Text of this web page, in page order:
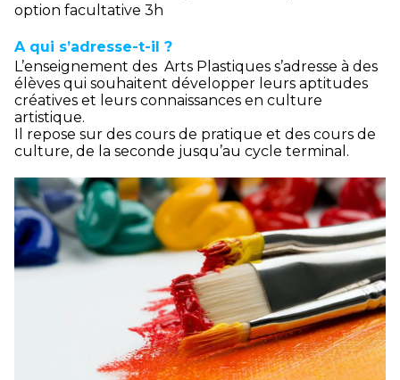
option facultative 3h
A qui s’adresse-t-il ?
L’enseignement des Arts Plastiques s’adresse à des
élèves qui souhaitent développer leurs aptitudes
créatives et leurs connaissances en culture
artistique.
Il repose sur des cours de pratique et des cours de
culture, de la seconde jusqu’au cycle terminal.